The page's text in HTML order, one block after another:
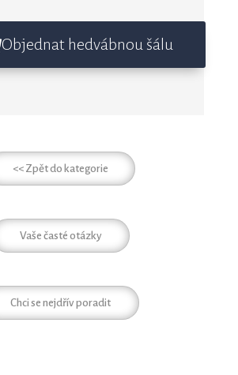
Objednat hedvábnou šálu
<< Zpět do kategorie
Vaše časté otázky
Chci se nejdřív poradit